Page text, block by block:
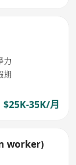
力
期
$25K-35K/月
worker)